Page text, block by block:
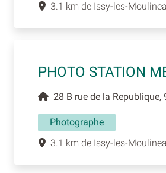
3.1 km de Issy-les-
PHOTO STATION
28 B rue de la Republique,
Photographe
3.1 km de Issy-les-